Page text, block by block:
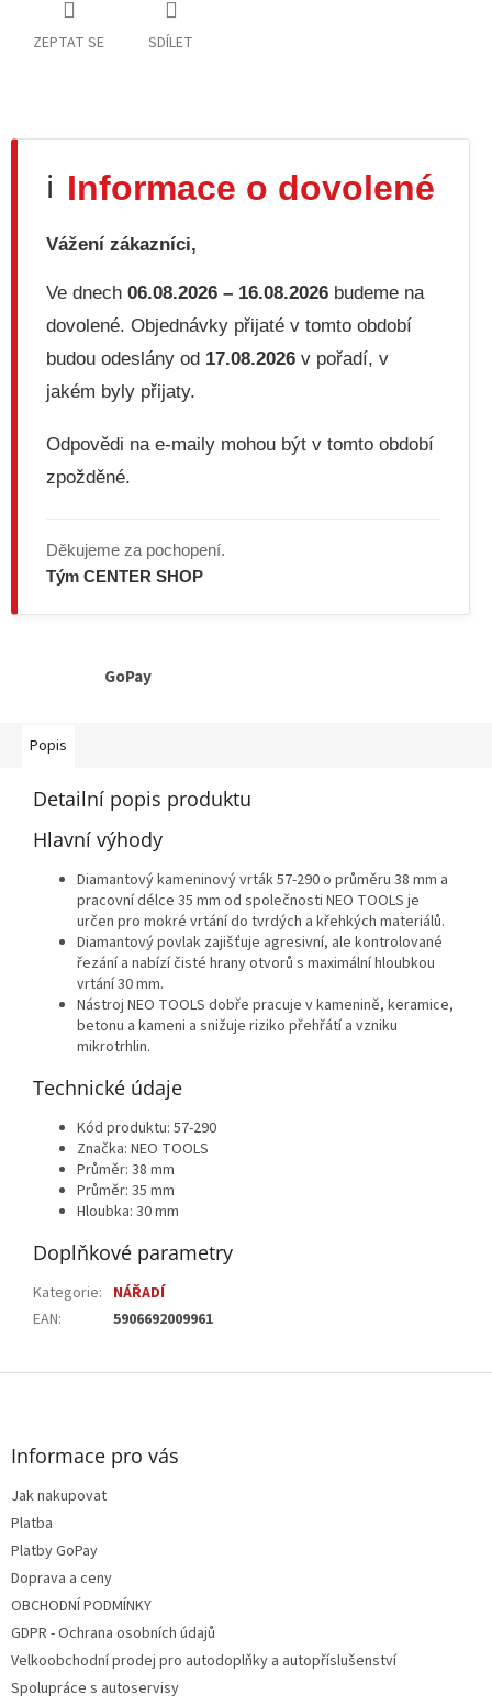
ZEPTAT SE SDÍLET
ℹ️ Informace o dovolené
Vážení zákazníci,
Ve dnech 06.08.2026 – 16.08.2026 budeme na
dovolené. Objednávky přijaté v tomto období
budou odeslány od 17.08.2026 v pořadí, v
jakém byly přijaty.
Odpovědi na e-maily mohou být v tomto období
zpožděné.
Děkujeme za pochopení.
Tým CENTER SHOP
GoPay
Popis
Detailní popis produktu
Hlavní výhody
Diamantový kameninový vrták 57-290 o průměru 38 mm a
pracovní délce 35 mm od společnosti NEO TOOLS je
určen pro mokré vrtání do tvrdých a křehkých materiálů.
Diamantový povlak zajišťuje agresivní, ale kontrolované
řezání a nabízí čisté hrany otvorů s maximální hloubkou
vrtání 30 mm.
Nástroj NEO TOOLS dobře pracuje v kamenině, keramice,
betonu a kameni a snižuje riziko přehřátí a vzniku
mikrotrhlin.
Technické údaje
Kód produktu: 57-290
Značka: NEO TOOLS
Průměr: 38 mm
Průměr: 35 mm
Hloubka: 30 mm
Doplňkové parametry
Kategorie: NÁŘADÍ
EAN: 5906692009961
Z
Informace pro vás
Jak nakupovat
Platba
Platby GoPay
Doprava a ceny
OBCHODNÍ PODMÍNKY
GDPR - Ochrana osobních údajů
Velkoobchodní prodej pro autodoplňky a autopříslušenství
Spolupráce s autoservisy